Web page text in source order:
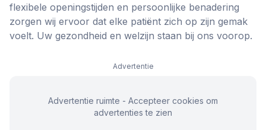
flexibele openingstijden en persoonlijke benadering
zorgen wij ervoor dat elke patiënt zich op zijn gemak
voelt. Uw gezondheid en welzijn staan bij ons voorop.
Advertentie
Advertentie ruimte - Accepteer cookies om
advertenties te zien